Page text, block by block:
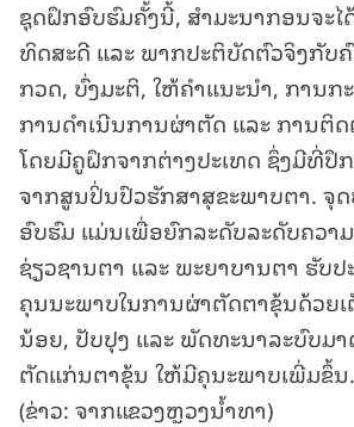
ຊຸດຝຶກອົບຮົມຄັ້ງນີ້, ສຳມະນາກອນຈະ
ທິດສະດີ ແລະ ພາກປະຕິບັດຕົວຈິງກັບຄົ
ກວດ, ບົ່ງມະຕິ, ໃຫ້ຄຳແນະນຳ, ການ
ການດຳເນີນການຜ່າຕັດ ແລະ ການຕິ
ໂດຍມີຄູຝຶກຈາກຕ່າງປະເທດ ຊຶ່ງມີທີ່ປຶ
ຈາກສູນປິ່ນປົວຮັກສາສຸຂະພາບຕາ. ຈຸ
ອົບຮົມ ແມ່ນເພື່ອຍົກລະດັບລະດັບຄວາ
ຊ່ຽວຊານຕາ ແລະ ພະຍາບານຕາ ຮັບ
ຄຸນນະພາບໃນການຜ່າຕັດຕາຂຸ້ນດ້ວຍ
ນ້ອຍ, ປັບປຸງ ແລະ ພັດທະນາລະບົບມ
ຕັດແກ່ນຕາຂຸ້ນ ໃຫ້ມີຄຸນະພາບເພີ່ມຂຶ້ນ.
(ຂ່າວ: ຈາກແຂວງຫຼວງນໍ້າທາ)